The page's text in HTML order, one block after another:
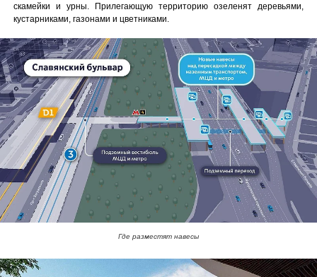
скамейки и урны. Прилегающую территорию озеленят деревьями,
кустарниками, газонами и цветниками.
Где разместят навесы